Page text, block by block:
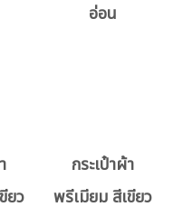
อ่อน
ยว
กระเป๋าผ้า
พรีเมียม สีเขียว